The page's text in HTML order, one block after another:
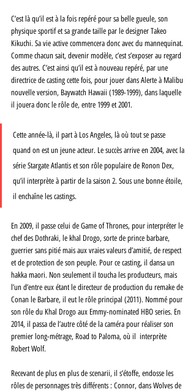
C’est là qu’il est à la fois repéré pour sa belle gueule, son
physique sportif et sa grande taille par le designer Takeo
Kikuchi. Sa vie active commencera donc avec du mannequinat.
Comme chacun sait, devenir modèle, c’est s’exposer au regard
des autres. C’est ainsi qu’il est à nouveau repéré, par une
directrice de casting cette fois, pour jouer dans Alerte à Malibu
nouvelle version, Baywatch Hawaii (1989-1999), dans laquelle
il jouera donc le rôle de, entre 1999 et 2001.
Cette année-là, il part à Los Angeles, là où tout se passe
quand on est un jeune acteur. Le succès arrive en 2004, avec la
série Stargate Atlantis et son rôle populaire de Ronon Dex,
qu’il interprète à partir de la saison 2. Sous une bonne étoile,
il enchaîne les castings.
En 2009, il passe celui de Game of Thrones, pour interpréter le
chef des Dothraki, le khal Drogo, sorte de prince barbare,
guerrier sans pitié mais aux vraies valeurs d’amitié, de respect
et de protection de son peuple. Pour ce casting, il dansa un
hakka maori. Non seulement il toucha les producteurs, mais
l’un d’entre eux étant le directeur de production du remake de
Conan le Barbare, il eut le rôle principal (2011). Nommé pour
son rôle du Khal Drogo aux Emmy-nominated HBO series. En
2014, il passa de l’autre côté de la caméra pour réaliser son
premier long-métrage, Road to Paloma, où il  interprète
Robert Wolf.
Recevant de plus en plus de scenarii, il s’étoffe, endosse les
rôles de personnages très différents : Connor, dans Wolves de